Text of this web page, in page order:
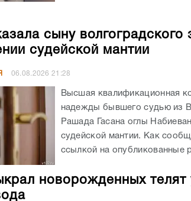
сыну волгоградского
судейской мантии
06.08.202621:28
Высшая квалификационная
надежды бывшего судью из
Рашада Гасана оглы
судейской мантии. Как
ссылкой на опубликованные
новорожденных телят